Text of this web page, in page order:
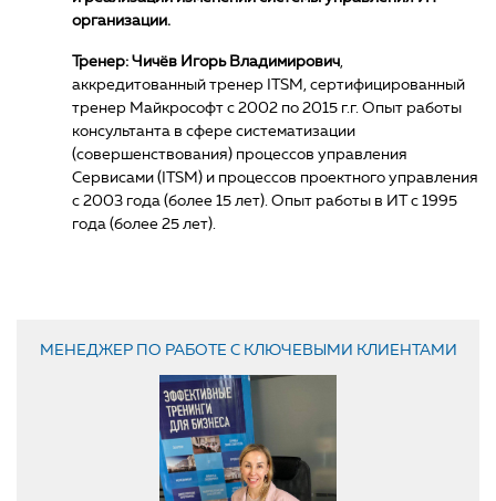
организации.
Тренер: Чичёв Игорь Владимирович,
аккредитованный тренер ITSM, сертифицированный
тренер Майкрософт с 2002 по 2015 г.г. Опыт работы
консультанта в сфере систематизации
(совершенствования) процессов управления
Сервисами (ITSM) и процессов проектного управления
с 2003 года (более 15 лет). Опыт работы в ИТ с 1995
года (более 25 лет).
МЕНЕДЖЕР ПО РАБОТЕ С КЛЮЧЕВЫМИ КЛИЕНТАМИ